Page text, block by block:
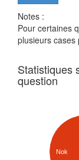
Notes :
Pour certaines
plusieurs cases
Statistiques
question
Nok